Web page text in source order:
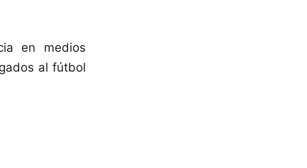
en medios
al fútbol